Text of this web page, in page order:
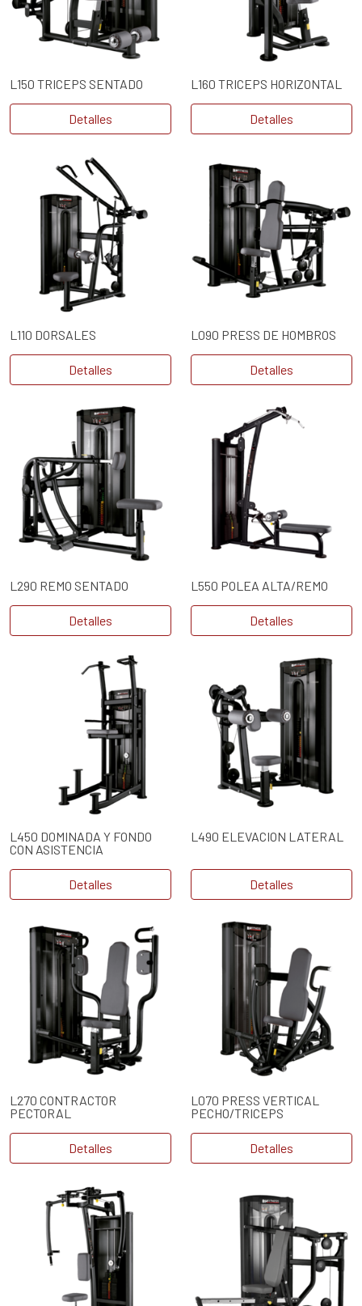
L150 TRICEPS SENTADO
Detalles
L160 TRICEPS HORIZONTAL
Detalles
L110 DORSALES
Detalles
L090 PRESS DE HOMBROS
Detalles
L290 REMO SENTADO
Detalles
L550 POLEA ALTA/REMO
Detalles
L450 DOMINADA Y FONDO
CON ASISTENCIA
Detalles
L490 ELEVACION LATERAL
Detalles
L270 CONTRACTOR
PECTORAL
Detalles
L070 PRESS VERTICAL
PECHO/TRICEPS
Detalles